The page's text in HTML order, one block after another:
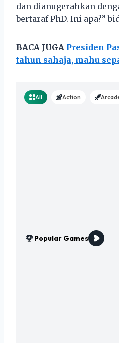
dan dianugerahkan
bertaraf PhD. Ini apa?”
BACA JUGA Presiden
tahun sahaja, mahu